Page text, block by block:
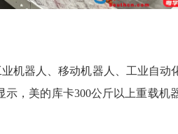
器人、移动机器人、工业自动
，美的库卡300公斤以上重载机